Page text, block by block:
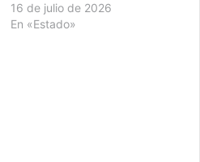
16 de julio de 2026
En «Estado»